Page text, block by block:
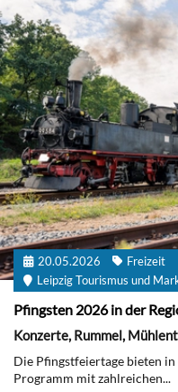
20.05.2026
Freizeit
Leipzig Tourismus und
Pfingsten 2026 in der
Konzerte, Rummel,
Die Pfingstfeiertage bieten
Programm mit zahlreichen...